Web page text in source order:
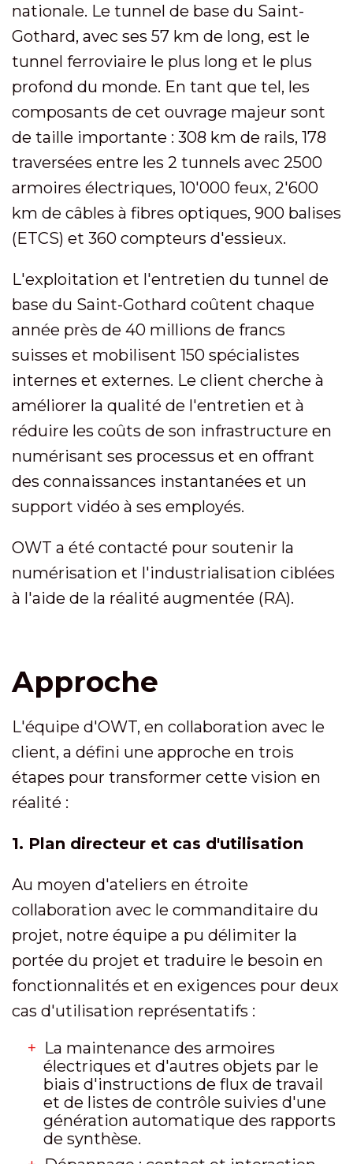
nationale. Le tunnel de base du Saint-
Gothard, avec ses 57 km de long, est le
tunnel ferroviaire le plus long et le plus
profond du monde. En tant que tel, les
composants de cet ouvrage majeur sont
de taille importante : 308 km de rails, 178
traversées entre les 2 tunnels avec 2500
armoires électriques, 10'000 feux, 2'600
km de câbles à fibres optiques, 900 balises
(ETCS) et 360 compteurs d'essieux.
L'exploitation et l'entretien du tunnel de
base du Saint-Gothard coûtent chaque
année près de 40 millions de francs
suisses et mobilisent 150 spécialistes
internes et externes. Le client cherche à
améliorer la qualité de l'entretien et à
réduire les coûts de son infrastructure en
numérisant ses processus et en offrant
des connaissances instantanées et un
support vidéo à ses employés.
OWT a été contacté pour soutenir la
numérisation et l'industrialisation ciblées
à l'aide de la réalité augmentée (RA).
Approche
L'équipe d'OWT, en collaboration avec le
client, a défini une approche en trois
étapes pour transformer cette vision en
réalité :
1. Plan directeur et cas d'utilisation
Au moyen d'ateliers en étroite
collaboration avec le commanditaire du
projet, notre équipe a pu délimiter la
portée du projet et traduire le besoin en
fonctionnalités et en exigences pour deux
cas d'utilisation représentatifs :
La maintenance des armoires
électriques et d'autres objets par le
biais d'instructions de flux de travail
et de listes de contrôle suivies d'une
génération automatique des rapports
de synthèse.